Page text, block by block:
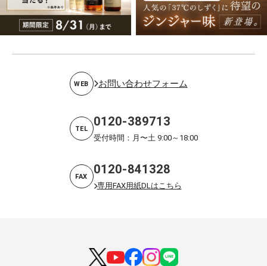
WEB お問い合わせフォーム
TEL 0120-389713
受付時間：月〜土 9:00～18:00
FAX 0120-841328
専用FAX用紙DLはこちら